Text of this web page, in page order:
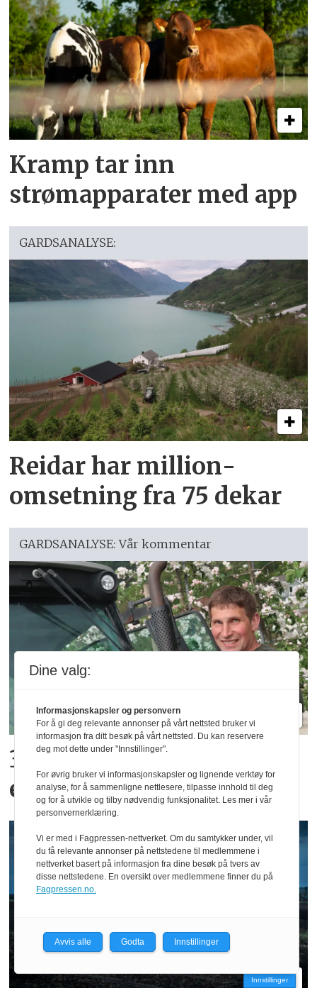
Kramp tar inn
strømapparater med app
GARDSANALYSE:
Reidar har million­
omsetning fra 75 dekar
GARDSANALYSE: Vår kommentar
300 kroner timen med
epler og moreller
Innstillinger
Dine valg:
Informasjonskapsler og personvern
For å gi deg relevante annonser på vårt nettsted bruker vi
informasjon fra ditt besøk på vårt nettsted. Du kan reservere
deg mot dette under "Innstillinger".
For øvrig bruker vi informasjonskapsler og lignende verktøy for
analyse, for å sammenligne nettlesere, tilpasse innhold til deg
og for å utvikle og tilby nødvendig funksjonalitet. Les mer i vår
personvernerklæring.
Vi er med i Fagpressen-nettverket. Om du samtykker under, vil
du få relevante annonser på nettstedene til medlemmene i
nettverket basert på informasjon fra dine besøk på tvers av
disse nettstedene. En oversikt over medlemmene finner du på
Fagpressen.no.
Avvis alle Godta Innstillinger